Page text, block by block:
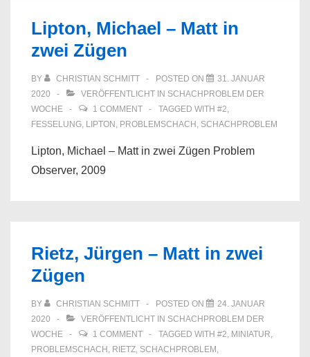
Lipton, Michael – Matt in
zwei Zügen
BY CHRISTIAN SCHMITT POSTED ON
31. JANUAR
2020
VERÖFFENTLICHT IN SCHACHPROBLEM DER
WOCHE
1 COMMENT TAGGED WITH #2,
FESSELUNG, LIPTON , PROBLEMSCHACH , SCHACHPROBLEM
Lipton, Michael – Matt in zwei Zügen Problem
Observer, 2009
Rietz, Jürgen – Matt in zwei
Zügen
BY CHRISTIAN SCHMITT POSTED ON
24. JANUAR
2020
VERÖFFENTLICHT IN SCHACHPROBLEM DER
WOCHE
1 COMMENT TAGGED WITH #2, MINIATUR,
PROBLEMSCHACH , RIETZ, SCHACHPROBLEM ,